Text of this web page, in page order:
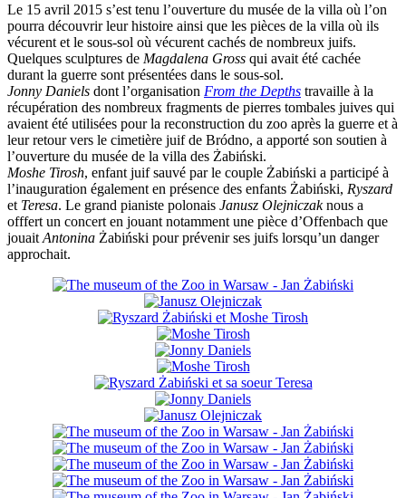
Le 15 avril 2015 s’est tenu l’ouverture du musée de la villa où l’on
pourra découvrir leur histoire ainsi que les pièces de la villa où ils
vécurent et le sous-sol où vécurent cachés de nombreux juifs.
Quelques sculptures de Magdalena Gross qui avait été cachée
durant la guerre sont présentées dans le sous-sol.
Jonny Daniels dont l’organisation From the Depths travaille à la
récupération des nombreux fragments de pierres tombales juives qui
avaient été utilisées pour la reconstruction du zoo après la guerre et à
leur retour vers le cimetière juif de Bródno, a apporté son soutien à
l’ouverture du musée de la villa des Żabiński.
Moshe Tirosh, enfant juif sauvé par le couple Żabiński a participé à
l’inauguration également en présence des enfants Żabiński, Ryszard
et Teresa. Le grand pianiste polonais Janusz Olejniczaknous a
offfert un concert en jouant notamment une pièce d’Offenbach que
jouait Antonina Żabiński pour prévenir ses juifs lorsqu’un danger
approchait.